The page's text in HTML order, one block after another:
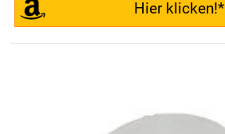
Hier klicken!*